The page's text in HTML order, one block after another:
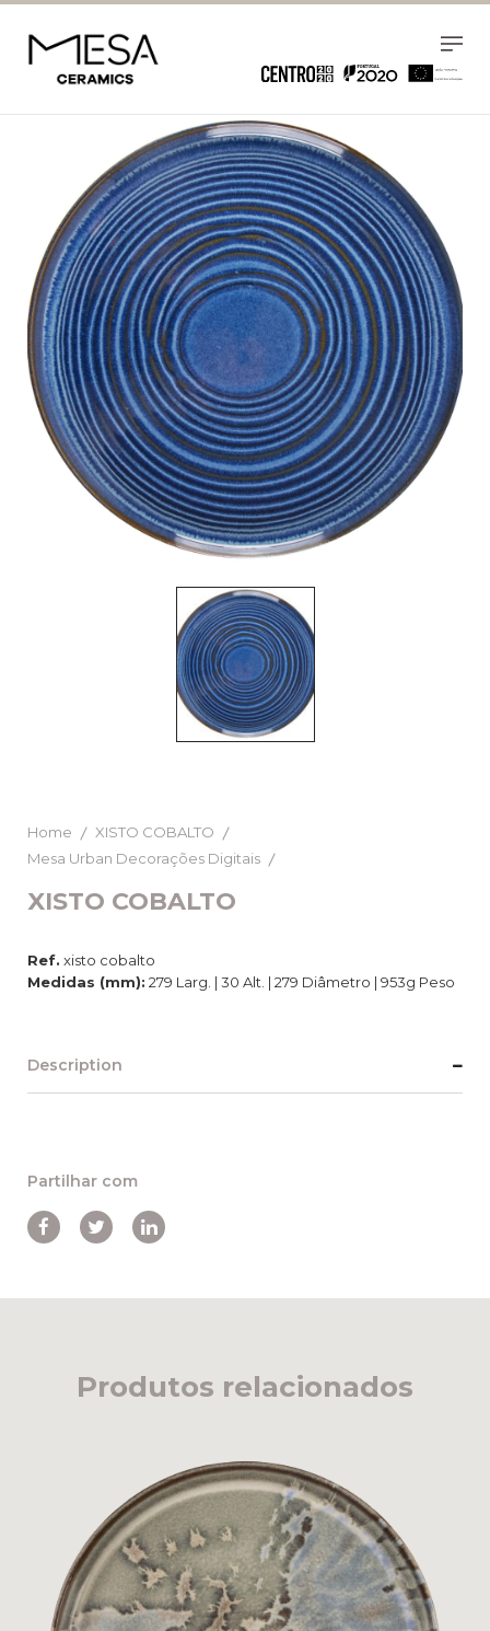
Home
XISTO COBALTO
Mesa Urban Decorações Digitais
XISTO COBALTO
Ref. xisto cobalto
Medidas (mm): 279 Larg. | 30 Alt. | 279 Diâmetro | 953g Peso
Description
Partilhar com
Produtos relacionados